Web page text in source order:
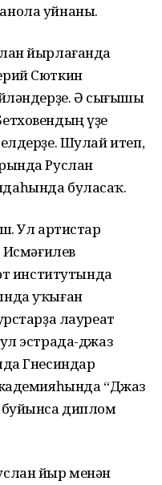
уйнаны.
йырлағанда
Сюткин
Ә сығышы
үҙе
Шулай итеп,
Руслан
буласаҡ.
Ул артистар
институтында
уҡыған
лауреат
эстрада-джаз
Гнесиндар
“Джаз
буйынса диплом
йыр менән